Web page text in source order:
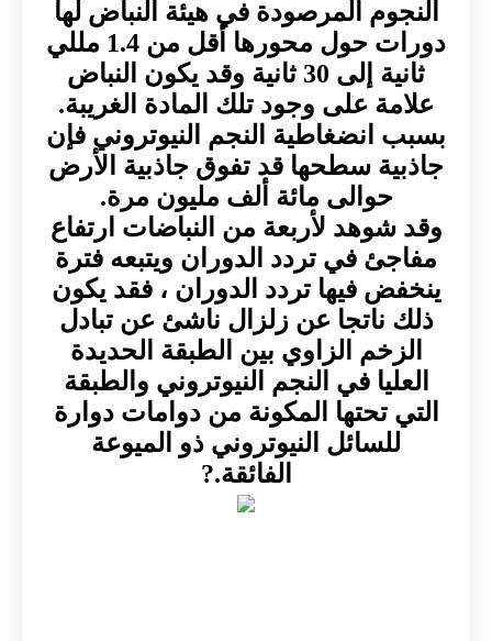
النجوم المرصودة في هيئة النباض لها
دورات حول محورها أقل من 1.4 مللي
ثانية إلى 30 ثانية وقد يكون النباض
علامة على وجود تلك المادة الغريبة.
بسبب انضغاطية النجم النيوتروني فإن
جاذبية سطحها قد تفوق جاذبية الأرض
حوالى مائة ألف مليون مرة.
وقد شوهد لأربعة من النباضات ارتفاع
مفاجئ في تردد الدوران ويتبعه فترة
ينخفض فيها تردد الدوران ، فقد يكون
ذلك ناتجا عن زلزال ناشئ عن تبادل
الزخم الزاوي بين الطبقة الحديدة
العليا في النجم النيوتروني والطبقة
التي تحتها المكونة من دوامات دوارة
للسائل النيوتروني ذو الميوعة
الفائقة.?